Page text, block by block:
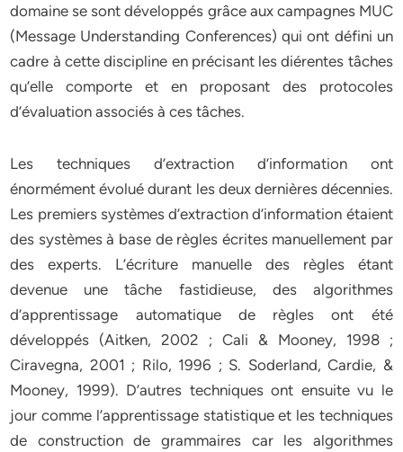
domaine se sont développés grâce aux campagnes MUC
(Message Understanding Conferences) qui ont défini un
cadre à cette discipline en précisant les diérentes tâches
qu’elle comporte et en proposant des protocoles
d’évaluation associés à ces tâches.
Les techniques d’extraction d’information ont
énormément évolué durant les deux dernières décennies.
Les premiers systèmes d’extraction d’information étaient
des systèmes à base de règles écrites manuellement par
des experts. L’écriture manuelle des règles étant
devenue une tâche fastidieuse, des algorithmes
d’apprentissage automatique de règles ont été
développés (Aitken, 2002 ; Cali & Mooney, 1998 ;
Ciravegna, 2001 ; Rilo, 1996 ; S. Soderland, Cardie, &
Mooney, 1999). D’autres techniques ont ensuite vu le
jour comme l’apprentissage statistique et les techniques
de construction de grammaires car les algorithmes